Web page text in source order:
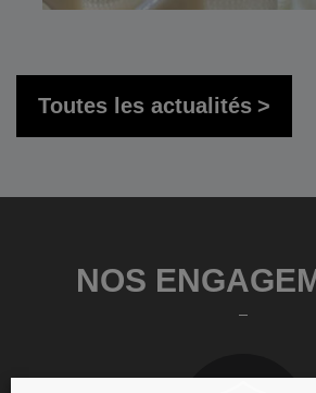
Toutes les actualités
NOS